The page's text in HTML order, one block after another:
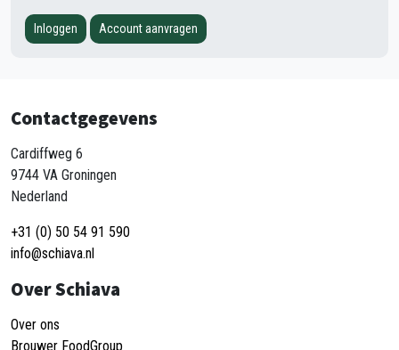
Inloggen Account aanvragen
Contactgegevens
Cardiffweg 6
9744 VA Groningen
Nederland
+31 (0) 50 54 91 590
info@schiava.nl
Over Schiava
Over ons
Brouwer FoodGroup